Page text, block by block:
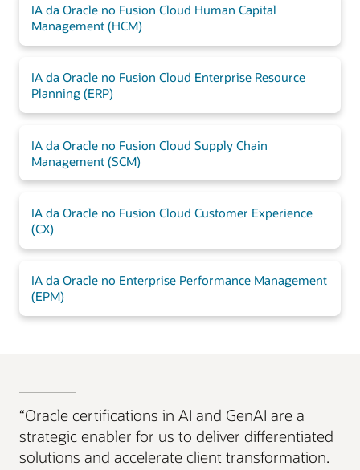
IA da Oracle no Fusion Cloud Human Capital
Management (HCM)
IA da Oracle no Fusion Cloud Enterprise Resource
Planning (ERP)
IA da Oracle no Fusion Cloud Supply Chain
Management (SCM)
IA da Oracle no Fusion Cloud Customer Experience
(CX)
IA da Oracle no Enterprise Performance Management
(EPM)
“Oracle certifications in AI and GenAI are a
strategic enabler for us to deliver differentiated
solutions and accelerate client transformation.